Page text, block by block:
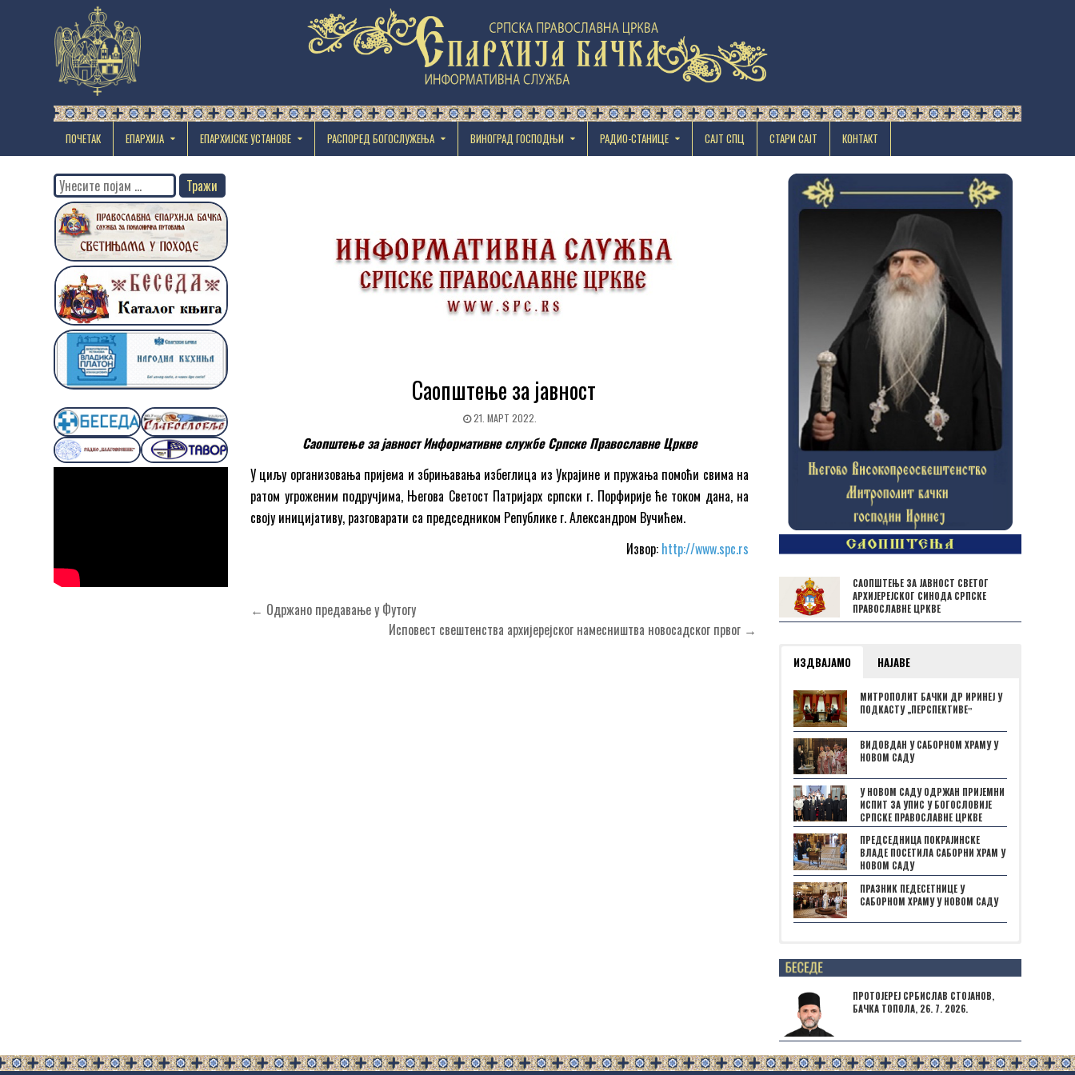
ПОЧЕТАК ЕПАРХИЈА EПАРХИЈСКЕ УСТАНОВЕ РАСПОРЕД БОГОСЛУЖЕЊА ВИНОГРАД ГОСПОДЊИ РАДИО-СТАНИЦЕ САЈТ СПЦ СТАРИ САЈТ КОНТАКТ
Саопштење за јавност
21. МАРТ 2022.
Саопштење за јавност Информативне службе Српске Православне Цркве
У циљу организовања пријема и збрињавања избеглица из Украјине и пружања помоћи свима на
ратом угроженим подручјима, Његова Светост Патријарх српски г. Порфирије ће током дана, на
своју иницијативу, разговарати са председником Републике г. Александром Вучићем.
Извор: http://www.spc.rs
Кретање
← Одржано предавање у Футогу
Исповест свештенства архијерејског намесништва новосадског првог →
Search
for:
САОПШТЕЊЕ ЗА ЈАВНОСТ СВЕТОГ
АРХИЈЕРЕЈСКОГ СИНОДА СРПСКЕ
ПРАВОСЛАВНЕ ЦРКВЕ
ИЗДВАЈАМО НАЈАВЕ
МИТРОПОЛИТ БАЧКИ ДР ИРИНЕЈ У
ПОДКАСТУ „ПЕРСПЕКТИВЕˮ
ВИДОВДАН У САБОРНОМ ХРАМУ У
НОВОМ САДУ
У НОВОМ САДУ ОДРЖАН ПРИЈЕМНИ
ИСПИТ ЗА УПИС У БОГОСЛОВИЈЕ
СРПСКЕ ПРАВОСЛАВНЕ ЦРКВЕ
ПРЕДСЕДНИЦА ПОКРАЈИНСКЕ
ВЛАДЕ ПОСЕТИЛА САБОРНИ ХРАМ У
НОВОМ САДУ
ПРАЗНИК ПЕДЕСЕТНИЦЕ У
САБОРНОМ ХРАМУ У НОВОМ САДУ
Posts not found
ПРОТОЈЕРЕЈ СРБИСЛАВ СТОЈАНОВ,
БАЧКА ТОПОЛА, 26. 7. 2026.